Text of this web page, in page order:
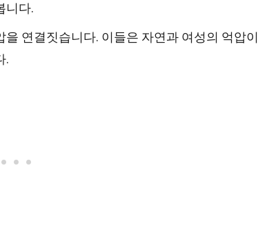
니다.
연결짓습니다. 이들은 자연과 여성의 억압이
.